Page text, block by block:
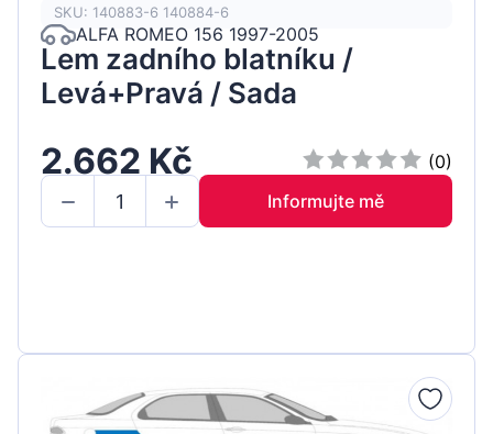
SKU: 140883-6 140884-6
ALFA ROMEO 156 1997-2005
Lem zadního blatníku /
Levá+Pravá / Sada
2.662 Kč
(0)
Informujte mě